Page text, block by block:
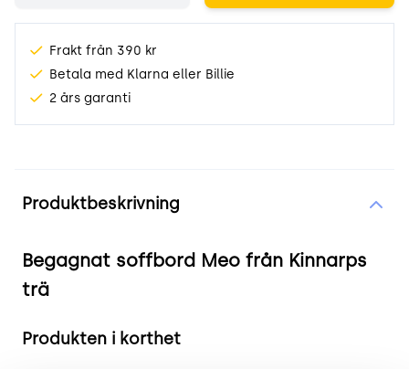
Frakt från 390 kr
Betala med Klarna eller Billie
2 års garanti
Produktbeskrivning
Begagnat soffbord Meo från Kinnarps
trä
Produkten i korthet